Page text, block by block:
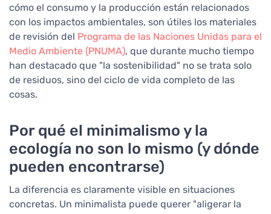
cómo el consumo y la producción están relacionados
con los impactos ambientales, son útiles los materiales
de revisión del Programa de las Naciones Unidas para el
Medio Ambiente (PNUMA), que durante mucho tiempo
han destacado que "la sostenibilidad" no se trata solo
de residuos, sino del ciclo de vida completo de las
cosas.
Por qué el minimalismo y la
ecología no son lo mismo (y dónde
pueden encontrarse)
La diferencia es claramente visible en situaciones
concretas. Un minimalista puede querer "aligerar la